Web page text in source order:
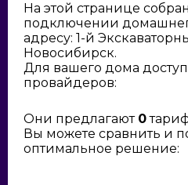
На этой странице
подключении
адресу: 1-й
Новосибирск.
Для вашего дома
провайдеров:
Они предлагают 0
Вы можете сравнить и
оптимальное решение: